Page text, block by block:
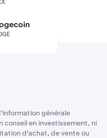
générale
en investissement, ni
d'achat, de vente ou